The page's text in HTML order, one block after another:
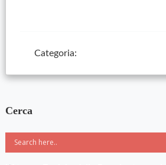
Categoria:
Cerca